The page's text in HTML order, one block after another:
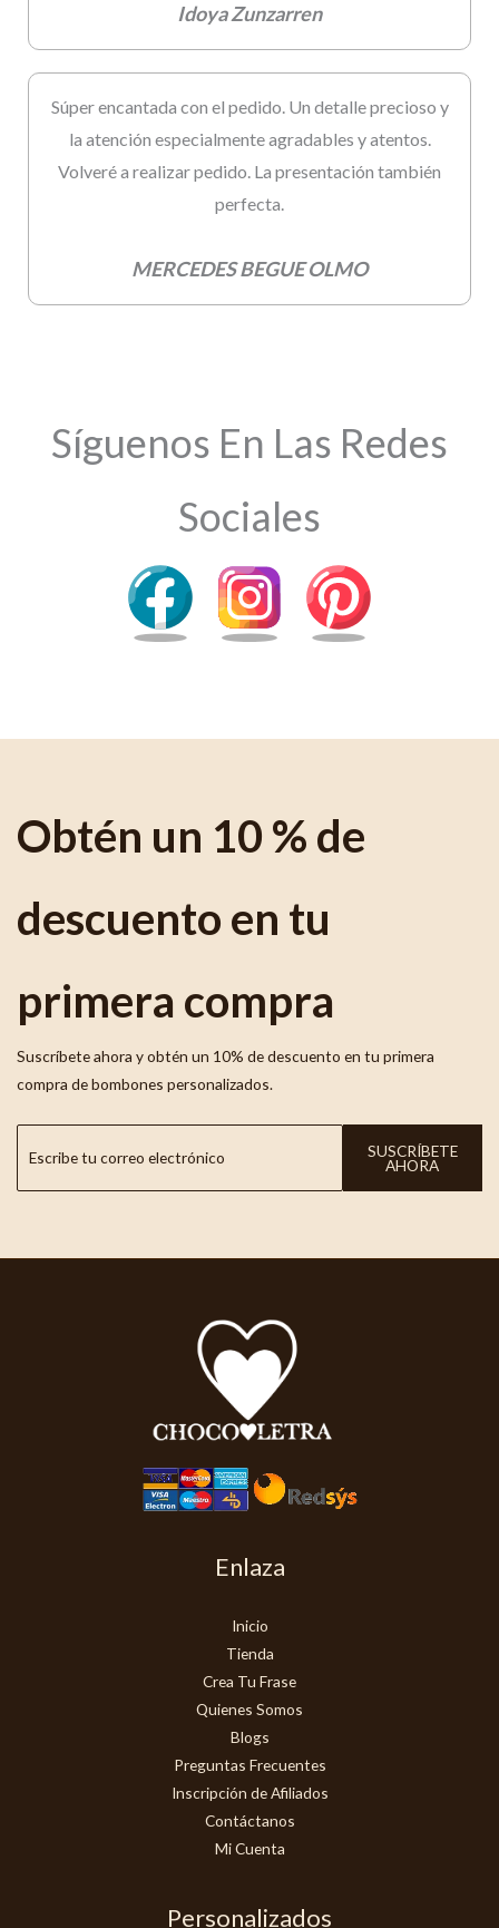
Idoya Zunzarren
Súper encantada con el pedido. Un detalle precioso y
la atención especialmente agradables y atentos.
Volveré a realizar pedido. La presentación también
perfecta.
MERCEDES BEGUE OLMO
Síguenos En Las Redes
Sociales
Obtén un 10 % de
descuento en tu
primera compra
Suscríbete ahora y obtén un 10% de descuento en tu primera
compra de bombones personalizados.
SUSCRÍBETE
AHORA
Enlaza
Inicio
Tienda
Crea Tu Frase
Quienes Somos
Blogs
Preguntas Frecuentes
Inscripción de Afiliados
Contáctanos
Mi Cuenta
Personalizados